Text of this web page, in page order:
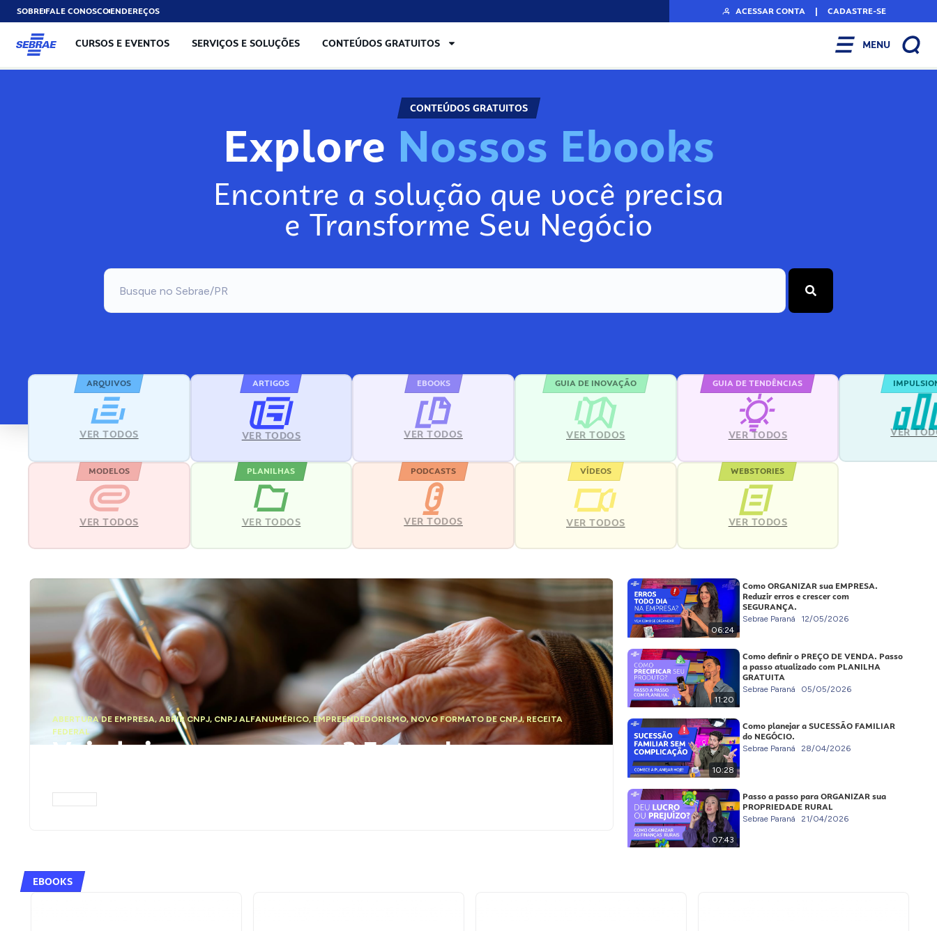
SOBREFALE CONOSCOENDEREÇOS ACESSAR CONTA | CADASTRE-SE
CURSOS E EVENTOS SERVIÇOS E SOLUÇÕES CONTEÚDOS GRATUITOS MENU
CONTEÚDOS GRATUITOS
Explore Nossos Ebooks
Encontre a solução que você precisa
e Transforme Seu Negócio
ARQUIVOS
VER TODOS
ARTIGOS
VER TODOS
EBOOKS
VER TODOS
GUIA DE INOVAÇÃO
VER TODOS
GUIA DE TENDÊNCIAS
VER TODOS VER
MODELOS
VER TODOS
PLANILHAS
VER TODOS
PODCASTS
VER TODOS
VÍDEOS
VER TODOS
WEBSTORIES
VER TODOS
ABERTURA DE EMPRESA,ABRIR CNPJ, CNPJ ALFANUMÉRICO, EMPREENDEDORISMO,NOVO FORMATO DE CNPJ,RECEITA
FEDERAL
Vai abrir uma empresa? Entenda como
06:24
Como ORGANIZAR sua EMPRESA.
Reduzir erros e crescer com
SEGURANÇA.
Sebrae Paraná 12/05/2026
11:20
Como definir o PREÇO DE VENDA. Passo
a passo atualizado com PLANILHA
GRATUITA
Sebrae Paraná 05/05/2026
10:28
Como planejar a SUCESSÃO FAMILIAR
do NEGÓCIO.
Sebrae Paraná 28/04/2026
07:43
Passo a passo para ORGANIZAR sua
PROPRIEDADE RURAL
Sebrae Paraná 21/04/2026
EBOOKS